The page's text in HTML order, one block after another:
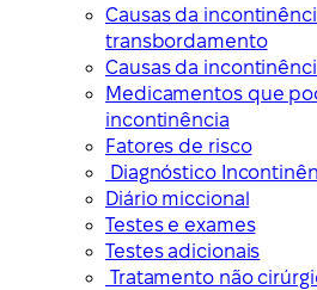
Causas da
transbordamento
Causas da
Medicamentos que
incontinência
Fatores de risco
Diagnóstico
Diário miccional
Testes e exames
Testes adicionais
Tratamento não